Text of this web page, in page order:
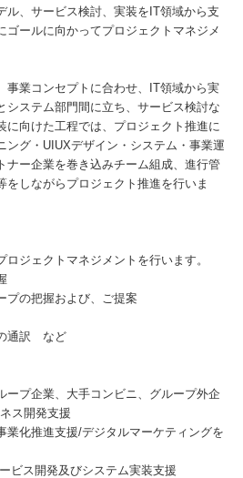
ル、サービス検討、実装をIT領域から支
ゴールに向かってプロジェクトマネジメ
事業コンセプトに合わせ、IT領域から実
システム部門間に立ち、サービス検討な
に向けた工程では、プロジェクト推進に
ング・UIUXデザイン・システム・事業運
ナー企業を巻き込みチーム組成、進行管
をしながらプロジェクト推進を行いま
ジェクトマネジメントを行います。
プの把握および、ご提案
通訳 など
ープ企業、大手コンビニ、グループ外企
ス開発支援
業化推進支援/デジタルマーケティングを
ビス開発及びシステム実装支援